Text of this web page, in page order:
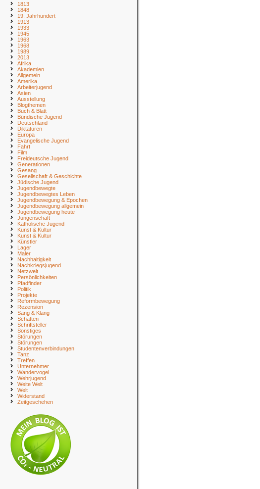
1813
1848
19. Jahrhundert
1913
1933
1945
1963
1968
1989
2013
Afrika
Akademien
Allgemein
Amerika
Arbeiterjugend
Asien
Ausstellung
Blogthemen
Buch & Blatt
Bündische Jugend
Deutschland
Diktaturen
Europa
Evangelische Jugend
Fahrt
Film
Freideutsche Jugend
Generationen
Gesang
Gesellschaft & Geschichte
Jüdische Jugend
Jugendbewegte
Jugendbewegtes Leben
Jugendbewegung & Epochen
Jugendbewegung allgemein
Jugendbewegung heute
Jungenschaft
Katholische Jugend
Kunst & Kultur
Kunst & Kultur
Künstler
Lager
Maler
Nachhaltigkeit
Nachkriegsjugend
Netzwelt
Persönlichkeiten
Pfadfinder
Politik
Projekte
Reformbewegung
Rezension
Sang & Klang
Schatten
Schriftsteller
Sonstiges
Störungen
Störungen
Studentenverbindungen
Tanz
Treffen
Unternehmer
Wandervogel
Wehrjugend
Weite Welt
Welt
Widerstand
Zeitgeschehen